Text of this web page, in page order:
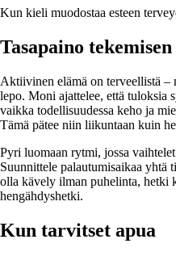
Kun kieli muodostaa esteen
Tasapaino
Aktiivinen elämä on terveellistä –
lepo. Moni ajattelee, että tuloksia
vaikka todellisuudessa keho ja
Tämä pätee niin liikuntaan kuin
Pyri luomaan rytmi, jossa
Suunnittele palautumisaikaa yhtä
olla kävely ilman puhelinta, hetki
hengähdyshetki.
Kun tarvitset apua